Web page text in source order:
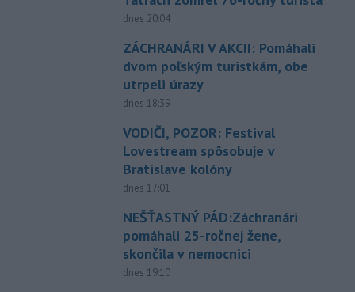
dnes 20:04
ZÁCHRANÁRI V AKCII: Pomáhali
dvom poľským turistkám, obe
utrpeli úrazy
dnes 18:39
VODIČI, POZOR: Festival
Lovestream spôsobuje v
Bratislave kolóny
dnes 17:01
NEŠŤASTNÝ PÁD:Záchranári
pomáhali 25-ročnej žene,
skončila v nemocnici
dnes 19:10